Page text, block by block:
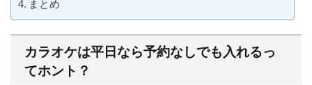
まとめ
カラオケは平日なら予約なしでも入れるっ
てホント？